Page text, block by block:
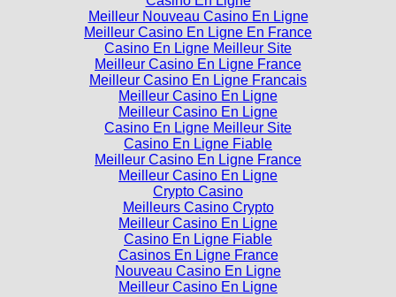
Meilleur Nouveau Casino En Ligne
Meilleur Casino En Ligne En France
Casino En Ligne Meilleur Site
Meilleur Casino En Ligne France
Meilleur Casino En Ligne Francais
Meilleur Casino En Ligne
Meilleur Casino En Ligne
Casino En Ligne Meilleur Site
Casino En Ligne Fiable
Meilleur Casino En Ligne France
Meilleur Casino En Ligne
Crypto Casino
Meilleurs Casino Crypto
Meilleur Casino En Ligne
Casino En Ligne Fiable
Casinos En Ligne France
Nouveau Casino En Ligne
Meilleur Casino En Ligne